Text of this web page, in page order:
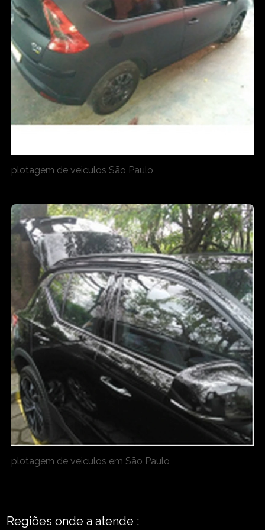
plotagem de veiculos São Paulo
plotagem de veiculos em São Paulo
Regiões onde a atende :